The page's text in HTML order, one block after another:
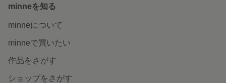
minneを知る
minneについて
minneで買いたい
作品をさがす
ショップをさがす